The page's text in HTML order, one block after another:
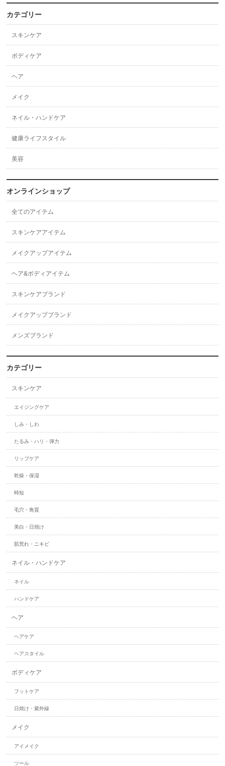
カテゴリー
スキンケア
ボディケア
ヘア
メイク
ネイル・ハンドケア
健康ライフスタイル
美容
オンラインショップ
全てのアイテム
スキンケアアイテム
メイクアップアイテム
ヘア&ボディアイテム
スキンケアブランド
メイクアップブランド
メンズブランド
カテゴリー
スキンケア
エイジングケア
しみ・しわ
たるみ・ハリ・弾力
リップケア
乾燥・保湿
時短
毛穴・角質
美白・日焼け
肌荒れ・ニキビ
ネイル・ハンドケア
ネイル
ハンドケア
ヘア
ヘアケア
ヘアスタイル
ボディケア
フットケア
日焼け・紫外線
メイク
アイメイク
ツール